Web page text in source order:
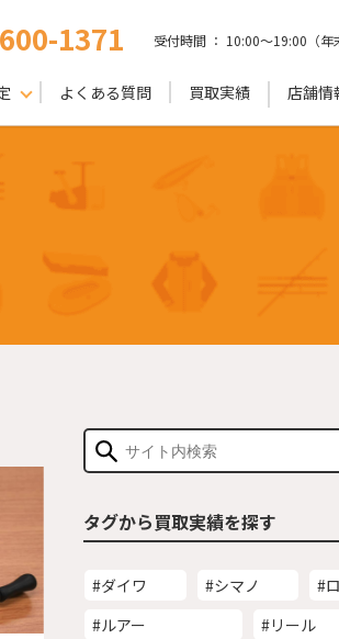
1371 受付時間 ： 10:00〜19:00（年
よくある質問 買取実績 店舗情
タグから買取実績を探す
#ダイワ #シマノ
#
#ルアー
#リール